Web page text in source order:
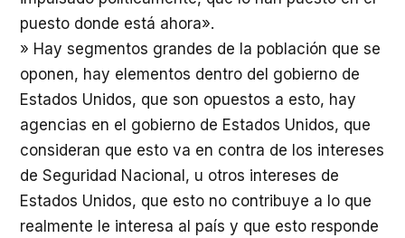
puesto donde está ahora».
» Hay segmentos grandes de la población que se
oponen, hay elementos dentro del gobierno de
Estados Unidos, que son opuestos a esto, hay
agencias en el gobierno de Estados Unidos, que
consideran que esto va en contra de los intereses
de Seguridad Nacional, u otros intereses de
Estados Unidos, que esto no contribuye a lo que
realmente le interesa al país y que esto responde